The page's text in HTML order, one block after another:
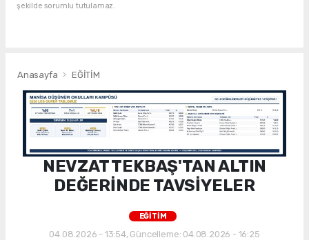
şekilde sorumlu tutulamaz.
Anasayfa EĞİTİM
NEVZAT TEKBAŞ'TAN ALTIN
DEĞERİNDE TAVSİYELER
EĞİTİM
04.08.2026 - 13:54, Güncelleme: 04.08.2026 - 16:25